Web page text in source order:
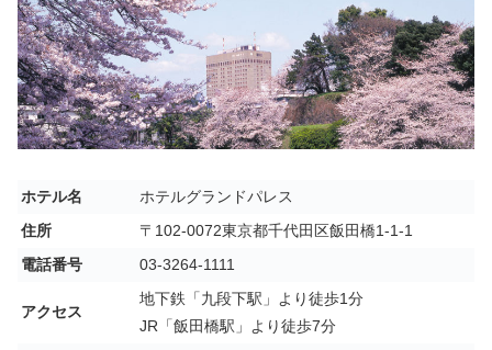
ホテル名
ホテルグランドパレス
住所
〒102-0072東京都千代田区飯田橋1-1-1
電話番号
03-3264-1111
アクセス
地下鉄「九段下駅」より徒歩1分
JR「飯田橋駅」より徒歩7分